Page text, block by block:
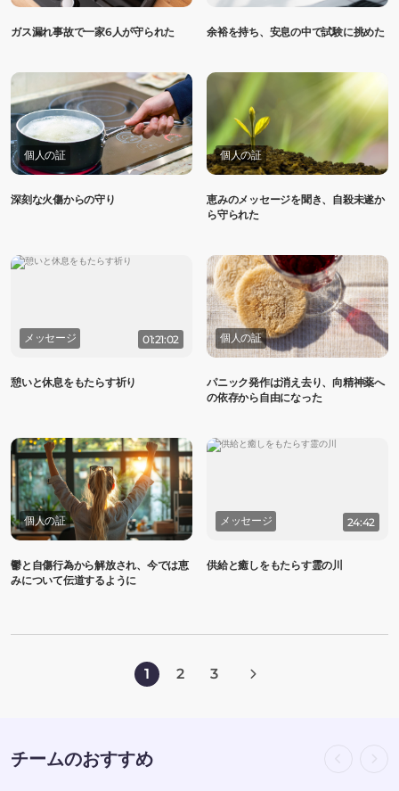
ガス漏れ事故で一家6人が守られた 余裕を持ち、安息の中で試験に挑めた
個人の証
深刻な火傷からの守り
個人の証
恵みのメッセージを聞き、自殺未遂か
ら守られた
メッセージ 01:21:02
憩いと休息をもたらす祈り
個人の証
パニック発作は消え去り、向精神薬へ
の依存から自由になった
個人の証
鬱と自傷行為から解放され、今では恵
みについて伝道するように
メッセージ 24:42
供給と癒しをもたらす霊の川
1 2 3
チームのおすすめ